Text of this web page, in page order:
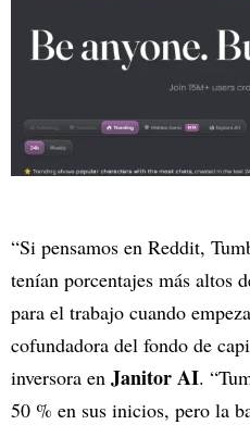
“Si pensamos en Reddit,
tenían porcentajes más altos
para el trabajo cuando
cofundadora del fondo de
inversora en Janitor AI.
50 % en sus inicios, pero la